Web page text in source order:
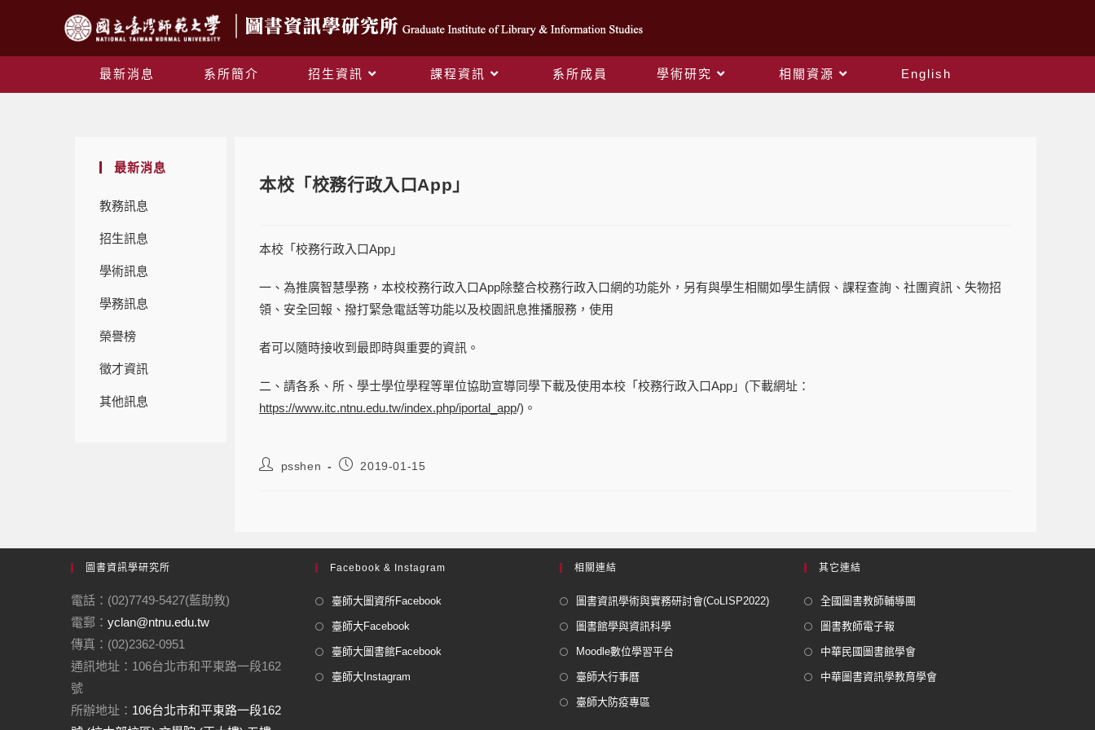
最新消息 系所簡介 招生資訊 課程資訊 系所成員 學術研究 相關資源 English
最新消息
教務訊息
招生訊息
學術訊息
學務訊息
榮譽榜
徵才資訊
其他訊息
本校「校務行政入口App」
本校「校務行政入口App」
一、為推廣智慧學務，本校校務行政入口App除整合校務行政入口網的功能外，另有與學生相關如學生請假、課程查詢、社團資訊、失物招
領、安全回報、撥打緊急電話等功能以及校園訊息推播服務，使用
者可以隨時接收到最即時與重要的資訊。
二、請各系、所、學士學位學程等單位協助宣導同學下載及使用本校「校務行政入口App」(下載網址：
https://www.itc.ntnu.edu.tw/index.php/iportal_app/)。
psshen 2019-01-15
圖書資訊學研究所
電話：(02)7749-5427(藍助教)
電郵： yclan@ntnu.edu.tw
傳真：(02)2362-0951
通訊地址：106台北市和平東路一段162
號
所辦地址： 106台北市和平東路一段162
Facebook & Instagram
臺師大圖資所Facebook
臺師大Facebook
臺師大圖書館Facebook
臺師大Instagram
相關連結
圖書資訊學術與實務研討會(CoLISP2022)
圖書館學與資訊科學
Moodle數位學習平台
臺師大行事曆
臺師大防疫專區
其它連結
全國圖書教師輔導團
圖書教師電子報
中華民國圖書館學會
中華圖書資訊學教育學會